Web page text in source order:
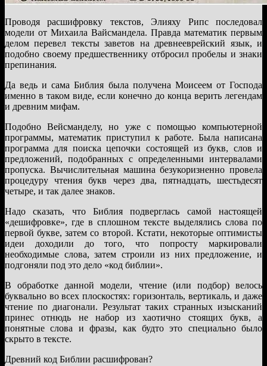
Проводя расшифровку текстов, Элияху Рипс последовал
модели от Михаила Вайсмандела. Правда математик первым
делом перевел тексты заветов на древнееврейский язык, и
подобно своему предшественнику отбросил пробелы и знаки
препинания.
Да ведь и сама Библия была получена Моисеем от Господа
именно в таком виде, если конечно до конца верить легендам
и древним мифам.
Подобно Вейсманделу, но уже с помощью компьютерной
программы, математик приступил к работе. Была написана
программа для поиска цепочки состоящей из букв, слов и
предложений, подобранных с определенными интервалами
пропуска. Вычислительная машина безукоризненно провела
процедуру чтения букв через два, пятнадцать, шестьдесят
четыре, и так далее знаков.
Надо сказать, что Библия подверглась самой настоящей
«дешифровке», где в сплошном тексте выделялись слова по
первой букве, затем со второй. Кстати, некоторые оптимисты
идеи доходили до того, что попросту маркировали
необходимые слова, затем строили из них предложение, и
подгоняли под это дело «код библии».
В обработке данной модели, чтение (или подбор) велось
буквально во всех плоскостях: горизонталь, вертикаль, и даже
чтение по диагонали. Результат таких странных изысканий
принес отнюдь не набор из хаотично стоящих букв, а
понятные слова и фразы, как будто это специально было
скрыто в тексте.
Древний код Библии расшифрован?